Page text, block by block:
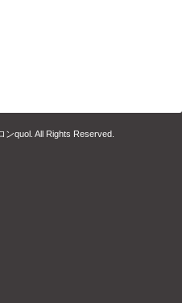
ンquol . All Rights Reserved.